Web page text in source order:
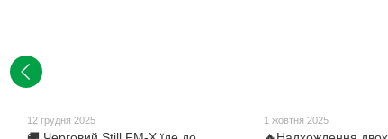
12 грудня 2025 1 жовтня 2025